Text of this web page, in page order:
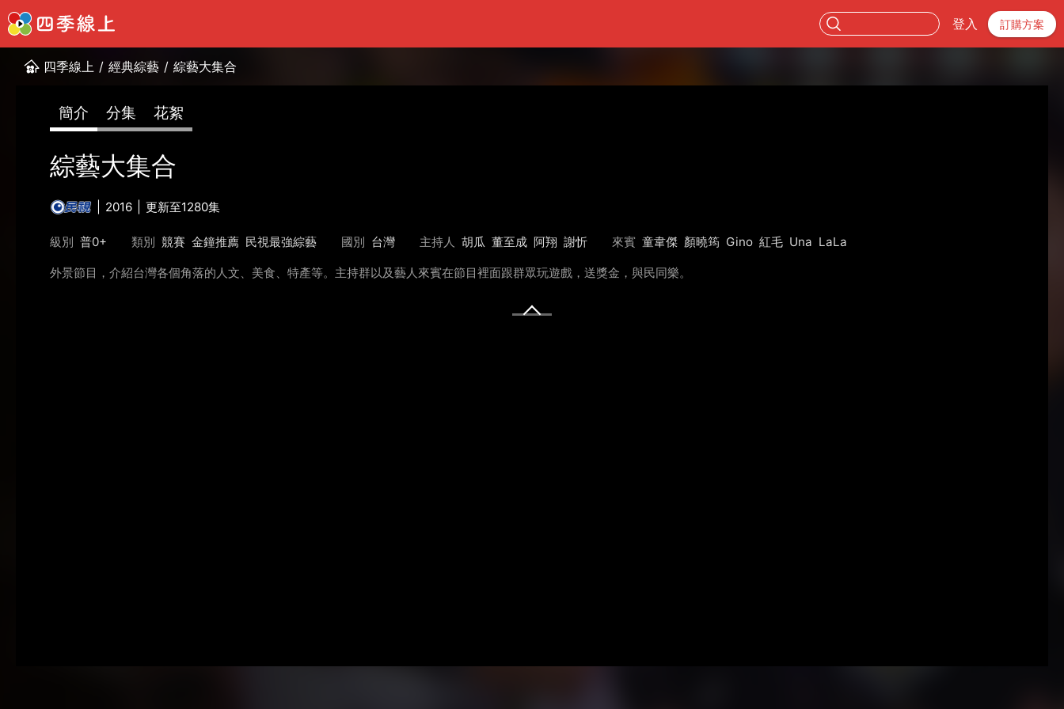
登入 訂購方案
四季線上 / 經典綜藝 / 綜藝大集合
簡介 分集 花絮
綜藝大集合
2016 更新至1280集
級別 普0+ 類別 競賽 金鐘推薦 民視最強綜藝 國別 台灣 主持人 胡瓜 董至成 阿翔 謝忻 來賓 童韋傑 顏曉筠 Gino 紅毛 Una LaLa
外景節目，介紹台灣各個角落的人文、美食、特產等。主持群以及藝人來賓在節目裡面跟群眾玩遊戲，送獎金，與民同樂。